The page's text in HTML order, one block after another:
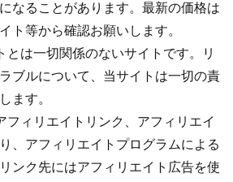
なることがあります。最新の価格は
ト等から確認お願いします。
とは一切関係のないサイトです。リ
ブルについて、当サイトは一切の責
ます。
フィリエイトリンク、アフィリエイ
、アフィリエイトプログラムによる
ンク先にはアフィリエイト広告を使